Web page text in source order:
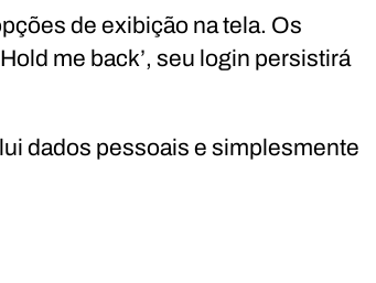
de exibição na tela. Os
me back’, seu login persistirá
dados pessoais e simplesmente